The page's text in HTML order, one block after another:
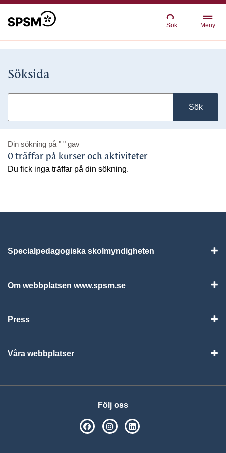
Sök Meny
Söksida
Sök
Din sökning på " " gav
0 träffar på kurser och aktiviteter
Du fick inga träffar på din sökning.
Specialpedagogiska skolmyndigheten
Om webbplatsen www.spsm.se
Press
Våra webbplatser
Följ oss
SPSM på Facebook
SPSM på Instagram